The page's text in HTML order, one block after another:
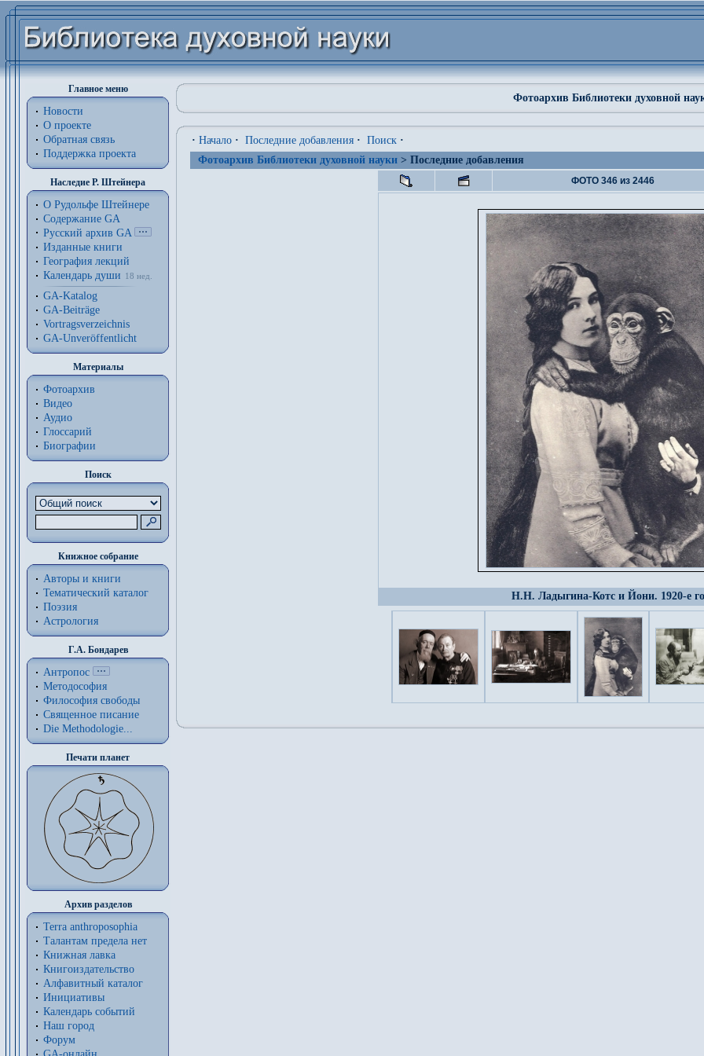
Главное меню
Новости
О проекте
Обратная связь
Поддержка проекта
Наследие Р. Штейнера
О Рудольфе Штейнере
Содержание GA
Русский архив GA
Изданные книги
География лекций
Календарь души
18 нед.
GA-Katalog
GA-Beiträge
Vortragsverzeichnis
GA-Unveröffentlicht
Материалы
Фотоархив
Видео
Аудио
Глоссарий
Биографии
Поиск
Книжное собрание
Авторы и книги
Тематический каталог
Поэзия
Астрология
Г.А. Бондарев
Антропос
Методософия
Философия cвободы
Священное писание
Die Methodologie...
Печати планет
Архив разделов
Terra anthroposophia
Талантам предела нет
Книжная лавка
Книгоиздательство
Алфавитный каталог
Инициативы
Календарь событий
Наш город
Форум
Фотоархив Библиотеки духовной
· Начало · Последние добавления · Поиск ·
Фотоархив Библиотеки духовной науки > Последние добавления
ФОТО 346 из 2446
Н.Н. Ладыгина-Котс и Йони. 1920-е